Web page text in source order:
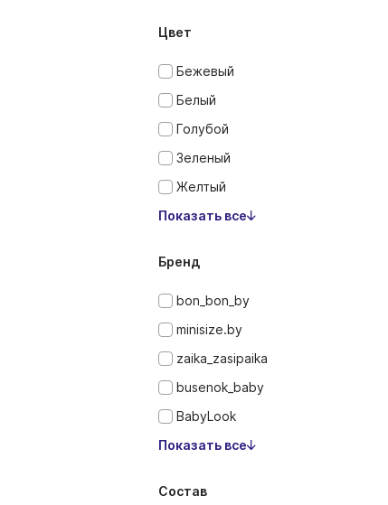
Цвет
Бежевый
Белый
Голубой
Зеленый
Желтый
Показать все
Бренд
bon_bon_by
minisize.by
zaika_zasipaika
busenok_baby
BabyLook
Показать все
Состав